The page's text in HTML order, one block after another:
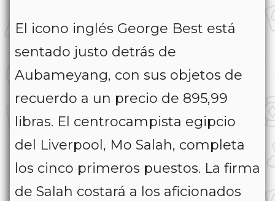
El icono inglés George Best está
sentado justo detrás de
Aubameyang, con sus objetos de
recuerdo a un precio de 895,99
libras. El centrocampista egipcio
del Liverpool, Mo Salah, completa
los cinco primeros puestos. La firma
de Salah costará a los aficionados